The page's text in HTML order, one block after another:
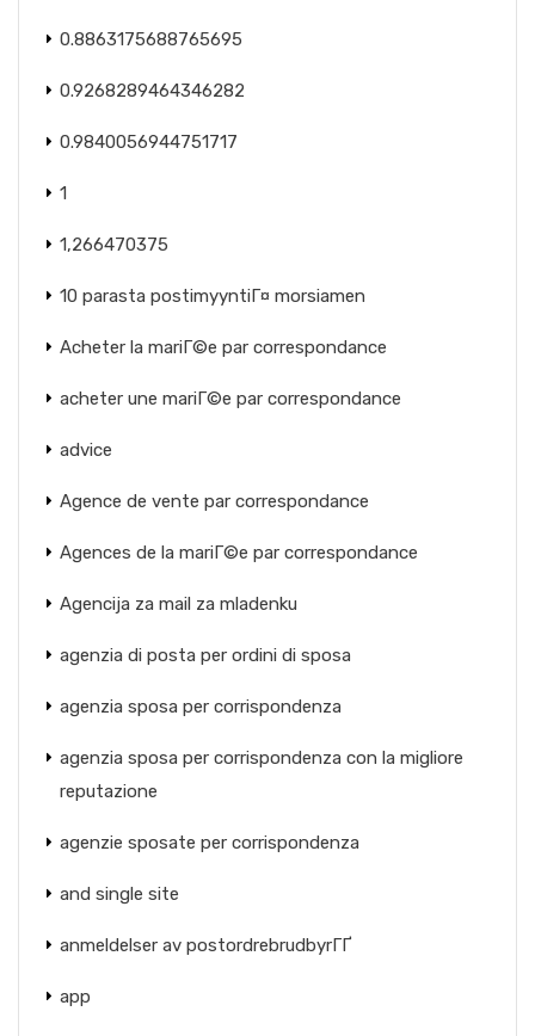
0.8863175688765695
0.9268289464346282
0.9840056944751717
1
1,266470375
10 parasta postimyyntiГ¤ morsiamen
Acheter la mariГ©e par correspondance
acheter une mariГ©e par correspondance
advice
Agence de vente par correspondance
Agences de la mariГ©e par correspondance
Agencija za mail za mladenku
agenzia di posta per ordini di sposa
agenzia sposa per corrispondenza
agenzia sposa per corrispondenza con la migliore
reputazione
agenzie sposate per corrispondenza
and single site
anmeldelser av postordrebrudbyrГҐ
app